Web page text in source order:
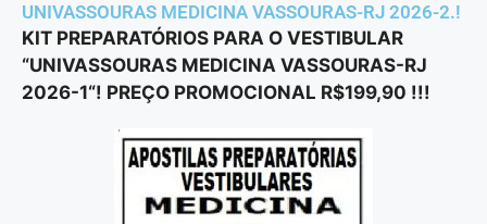
UNIVASSOURAS MEDICINA VASSOURAS-RJ 2026-2.!
KIT PREPARATÓRIOS PARA O VESTIBULAR
“UNIVASSOURAS MEDICINA VASSOURAS-RJ
2026-1“! PREÇO PROMOCIONAL R$199,90 !!!